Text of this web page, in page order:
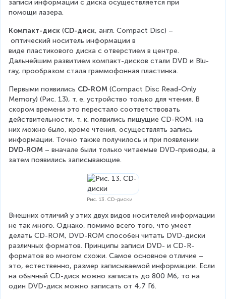
записи информации с диска осуществляется при
помощи лазера.
Компакт-диск (CD-диск, англ. Compact Disc) –
оптический носитель информации в
виде пластикового диска с отверстием в центре.
Дальнейшим развитием компакт-дисков стали DVD и Blu-
ray, прообразом стала граммофонная пластинка.
Первыми появились CD-ROM (Compact Disc Read-Only
Memory) (Рис. 13), т. е. устройство только для чтения. В
скором времени это перестало соответствовать
действительности, т. к. появились пишущие CD-ROM, на
них можно было, кроме чтения, осуществлять запись
информации. Точно также получилось и при появлении
DVD-ROM – вначале были только читаемые DVD-приводы, а
затем появились записывающие.
Рис. 13. CD-диски
Внешних отличий у этих двух видов носителей информации
не так много. Однако, помимо всего того, что умеет
делать CD-ROM, DVD-ROM способен читать DVD-диски
различных форматов. Принципы записи DVD- и CD-R-
форматов во многом схожи. Самое основное отличие –
это, естественно, размер записываемой информации. Если
на обычный CD-диск можно записать до 800 Мб, то на
один DVD-диск можно записать от 4,7 Гб.